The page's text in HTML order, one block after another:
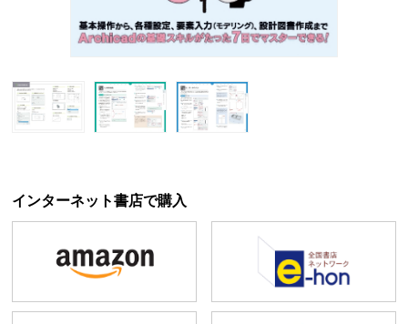
インターネット書店で購入